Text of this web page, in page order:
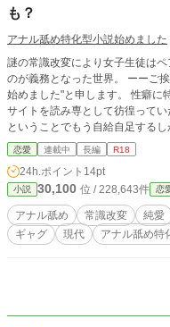
も？
アナル舐め特化型小説始めました
謎の常識改変により女子生徒は
のが義務となった世界。 ーーご挨拶ーー はじめまして、"アナル舐め特化型小説
始めました"と申します。 性癖に
サイトを読み専として彷徨って
ということでもう自給自足する
濃いものを生み出せたら良いな
でも成立するように書いている
大歓迎です。 "アナル"よりさらに
んでいただければ幸いです。 創
何も持っておらず溢れるリビド
いますが生暖かく見守ってくださると嬉しいです
れ！！！」 感想・意見・指摘・要望・評価いただけるととても嬉しいです。 特
間時間にでも読んでくれると感激し
ことはありません。 ＊純愛物！
恋愛 連載中 長編 R18
24h.ポイント 14pt
小説 30,100 位 / 228,643件 恋
アナル舐め 常識改変 純愛
ギャグ
現代 アナル舐め特